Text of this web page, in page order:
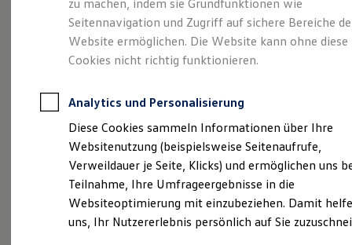
Gebrauchtwagen Leasing
Junge Gebrauchtwagen-Leasing
Elektroauto Leasing
Kleinwagen-Leasing
Leasing ohne Anzahlung
Autokredit mit Schlussrate
Versicherungen und Garantien
Kfz-Versicherung
Restschuldversicherungen
Garantien
Wartungsverträge
Geschäftskunden
Professional Class bei Volkswagen
Großkunden
Behörden
Sportlich. Flexibel.
Komfortabel.
Entdecken Sie den
T‑Roc!
zu machen, indem sie Grundfunktionen wie
Seitennavigation und Zugriff auf sichere Bereiche
Website ermöglichen. Die Website kann ohne diese
Cookies nicht richtig funktionieren.
Analytics und Personalisierung
Diese Cookies sammeln Informationen über Ihre
Websitenutzung (beispielsweise Seitenaufrufe,
Verweildauer je Seite, Klicks) und ermöglichen uns
Teilnahme, Ihre Umfrageergebnisse in die
Websiteoptimierung mit einzubeziehen. Damit
uns, Ihr Nutzererlebnis persönlich auf Sie